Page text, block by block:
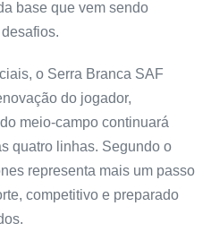
base que vem sendo
o Serra Branca SAF
do jogador,
meio-campo continuará
quatro linhas. Segundo o
representa mais um passo
competitivo e preparado